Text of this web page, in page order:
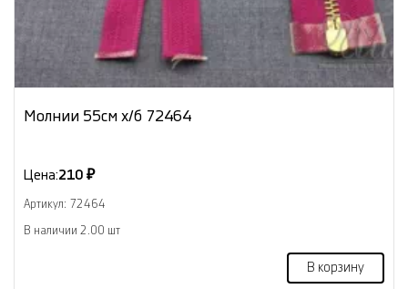
Молнии 55см х/б 72464
Цена:210 ₽
Артикул: 72464
В наличии 2.00 шт
В корзину